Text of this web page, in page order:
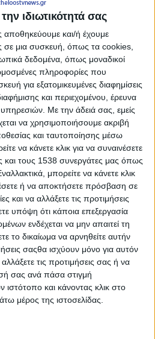
ιδιωτικότητά σας
αποθηκεύουμε και/ή έχουμε
μια συσκευή, όπως τα cookies,
δεδομένα, όπως μοναδικοί
πληροφορίες που
για εξατομικευμένες διαφημίσεις
και περιεχομένου, έρευνα
Με την άδειά σας, εμείς
να χρησιμοποιήσουμε ακριβή
και ταυτοποίησης μέσω
να κάνετε κλικ για να συναινέσετε
και τους 1538 συνεργάτες μας όπως
μπορείτε να κάνετε κλικ
ή να αποκτήσετε πρόσβαση σε
και να αλλάξετε τις προτιμήσεις
υπόψη ότι κάποια επεξεργασία
ενδέχεται να μην απαιτεί τη
το δικαίωμα να αρνηθείτε αυτήν
σαςθα ισχύουν μόνο για αυτόν
τις προτιμήσεις σας ή να
σας ανά πάσα στιγμή
ιστότοπο και κάνοντας κλικ στο
μέρος της ιστοσελίδας.
-
απανταχού
- 8 Αυγούστου, 2026
για κατοχή
ουσιών σε Λευκάδα και
- 8 Αυγούστου, 2026
Αρναούτογλου: Όταν η
φτάνει τους 33 βαθμούς,
πραγματικά?